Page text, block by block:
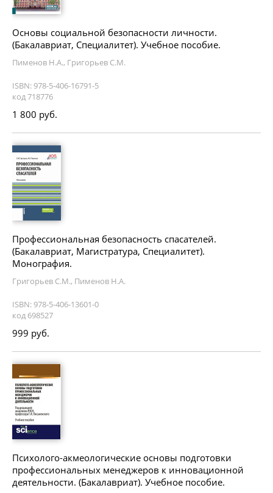
Основы социальной безопасности личности.
(Бакалавриат, Специалитет). Учебное пособие.
Пименов Н.А., Григорьев С.М.
ISBN: 978-5-406-16791-5
код 718776
1 800 руб.
Профессиональная безопасность спасателей.
(Бакалавриат, Магистратура, Специалитет).
Монография.
Григорьев С.М., Пименов Н.А.
ISBN: 978-5-406-13601-0
код 698527
999 руб.
Психолого-акмеологические основы подготовки
профессиональных менеджеров к инновационной
деятельности. (Бакалавриат). Учебное пособие.